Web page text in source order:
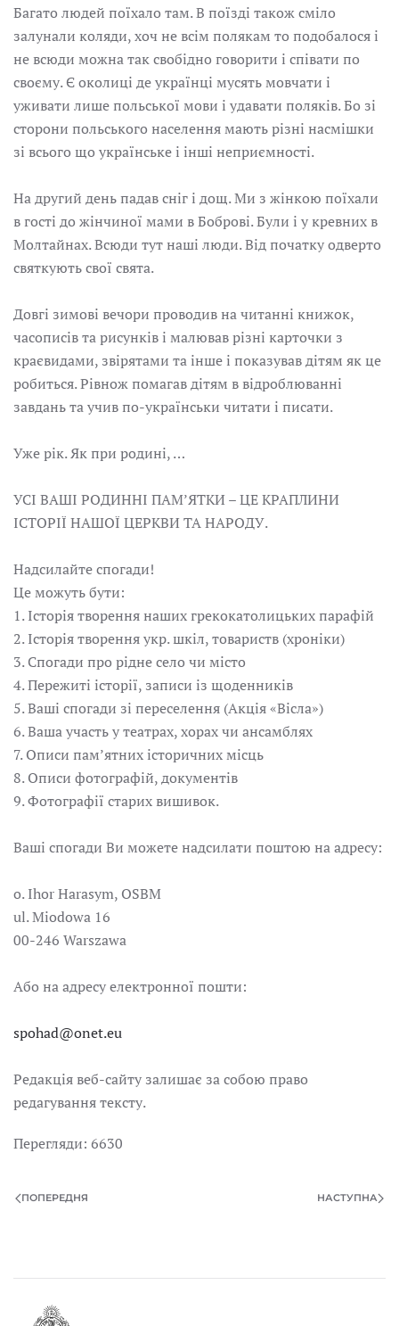
Багато людей поїхало там. В поїзді також сміло
залунали коляди, хоч не всім полякам то подобалося і
не всюди можна так свобідно говорити і співати по
своєму. Є околиці де українці мусять мовчати і
уживати лише польської мови і удавати поляків. Бо зі
сторони польського населення мають різні насмішки
зі всього що українське і інші неприємності.
На другий день падав сніг і дощ. Ми з жінкою поїхали
в гості до жінчиної мами в Боброві. Були і у кревних в
Молтайнах. Всюди тут наші люди. Від початку одверто
святкують свої свята.
Довгі зимові вечори проводив на читанні книжок,
часописів та рисунків і малював різні карточки з
краєвидами, звірятами та інше і показував дітям як це
робиться. Рівнож помагав дітям в відроблюванні
завдань та учив по-українськи читати і писати.
Уже рік. Як при родині, …
УСІ ВАШІ РОДИННІ ПАМ’ЯТКИ – ЦЕ КРАПЛИНИ
ІСТОРІЇ НАШОЇ ЦЕРКВИ ТА НАРОДУ.
Надсилайте спогади!
Це можуть бути:
1. Історія творення наших грекокатолицьких парафій
2. Історія творення укр. шкіл, товариств (хроніки)
3. Спогади про рідне село чи місто
4. Пережиті історії, записи із щоденників
5. Ваші спогади зі переселення (Акція «Вісла»)
6. Ваша участь у театрах, хорах чи ансамблях
7. Описи пам’ятних історичних місць
8. Описи фотографій, документів
9. Фотографії старих вишивок.
Ваші спогади Ви можете надсилати поштою на адресу:
o. Ihor Harasym, OSBM
ul. Miodowa 16
00-246 Warszawa
Або на адресу електронної пошти:
spohad@onet.eu
Редакція веб-сайту залишає за собою право
редагування тексту.
Перегляди: 6630
ПОПЕРЕДНЯ НАСТУПНА